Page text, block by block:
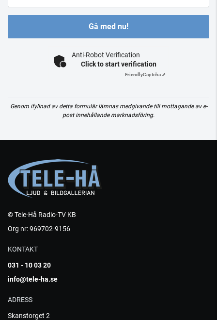
Gå med nu!
Anti-Robot Verification
Click to start verification
FriendlyCaptcha ⇗
Genom ifyllnad av detta formulär lämnas medgivande till mottagande av e-
post innehållande marknadsföring.
© Tele-Hå Radio-TV KB
Org nr: 969702-9156
KONTAKT
031 - 10 03 20
info@tele-ha.se
ADRESS
Skanstorget 2